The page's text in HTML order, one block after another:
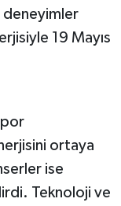
deneyimler
19 Mayıs
ortaya
ise
Teknoloji ve